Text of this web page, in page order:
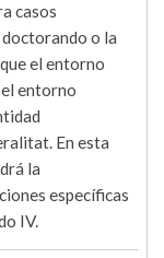
casos
o la
el entorno
entorno
En esta
la
específicas
IV.